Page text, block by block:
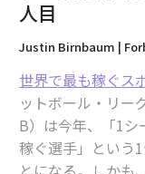
人目
Justin Birnbaum |
世界で最も稼ぐス
ットボール・リー
B）は今年、「1シ
稼ぐ選手」という